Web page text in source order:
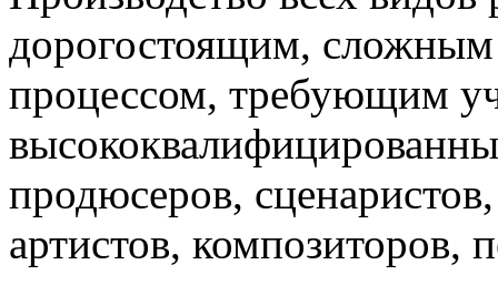
дорогостоящим,
процессом, требующим
продюсеров,
артистов, композиторов,